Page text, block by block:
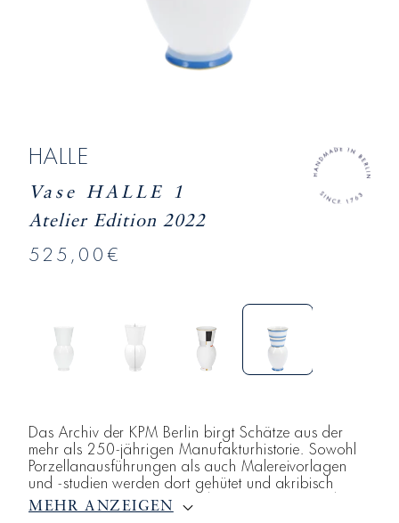
HALLE
Vase HALLE 1
Atelier Edition 2022
525,00€
Das Archiv der KPM Berlin birgt Schätze aus der
mehr als 250-jährigen Manufakturhistorie. Sowohl
Porzellanausführungen als auch Malereivorlagen
und -studien werden dort gehütet und akribisch
gepflegt. Künstler:innen und Gestalter:innen haben
im Laufe der Jahrhunderte ihre Fußabdrücke bei der
MEHR ANZEIGEN